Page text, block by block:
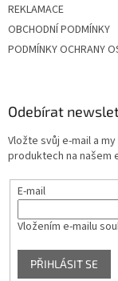
REKLAMACE
OBCHODNÍ PODMÍNKY
PODMÍNKY OCHRANY
Odebírat
Vložte svůj e-mail a
produktech na našem
E-mail
Vložením e-mailu
PŘIHLÁSIT SE